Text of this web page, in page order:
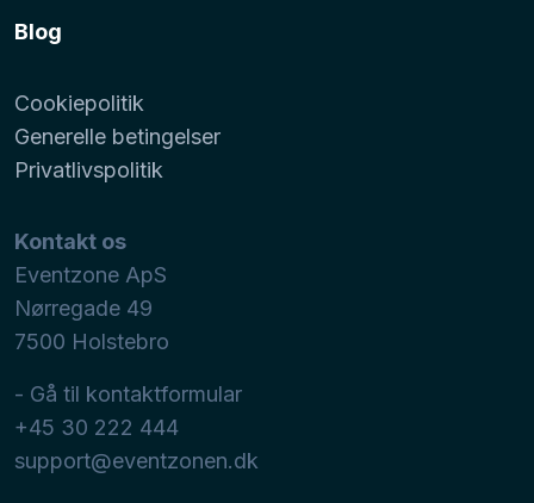
Blog
Cookiepolitik
Generelle betingelser
Privatlivspolitik
Kontakt os
Eventzone ApS
Nørregade 49
7500 Holstebro
- Gå til kontaktformular
+45 30 222 444
support@eventzonen.dk